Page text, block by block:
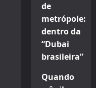
de
metrópole:
dentro da
“Dubai
brasileira”
Quando